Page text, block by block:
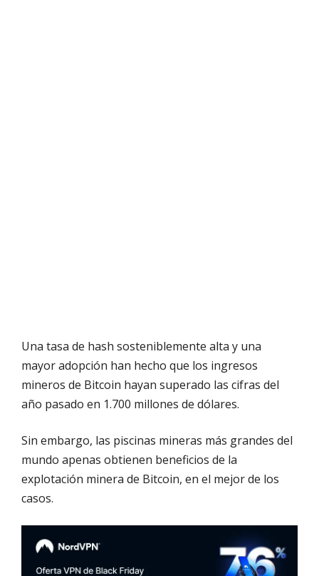
Una tasa de hash sosteniblemente alta y una
mayor adopción han hecho que los ingresos
mineros de Bitcoin hayan superado las cifras del
año pasado en 1.700 millones de dólares.
Sin embargo, las piscinas mineras más grandes del
mundo apenas obtienen beneficios de la
explotación minera de Bitcoin, en el mejor de los
casos.